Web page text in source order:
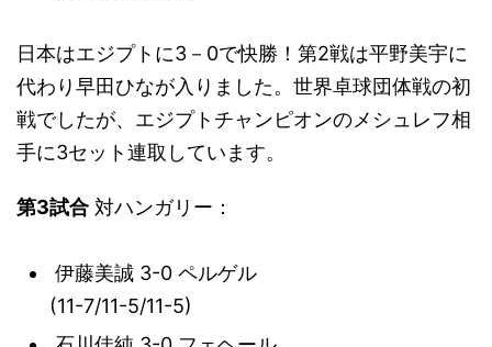
日本はエジプトに3－0で快勝！第2戦は平野美宇に
代わり早田ひなが入りました。世界卓球団体戦の初
戦でしたが、エジプトチャンピオンのメシュレフ相
手に3セット連取しています。
第3試合 対ハンガリー：
伊藤美誠 3-0 ペルゲル
(11-7/11-5/11-5)